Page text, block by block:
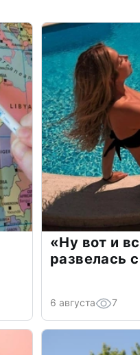
«Ну вот и
развелась
6 августа 7